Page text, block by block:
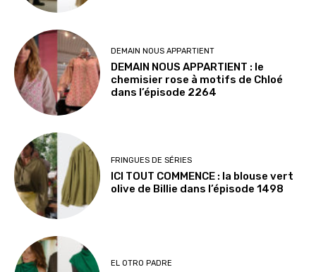
DEMAIN NOUS APPARTIENT
DEMAIN NOUS APPARTIENT : le
chemisier rose à motifs de Chloé
dans l’épisode 2264
FRINGUES DE SÉRIES
ICI TOUT COMMENCE : la blouse vert
olive de Billie dans l’épisode 1498
EL OTRO PADRE